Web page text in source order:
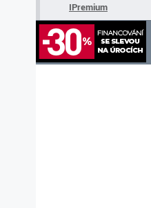
IPremium